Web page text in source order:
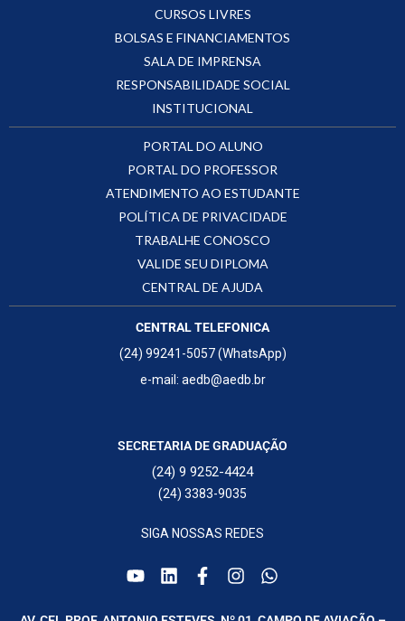
CURSOS LIVRES
BOLSAS E FINANCIAMENTOS
SALA DE IMPRENSA
RESPONSABILIDADE SOCIAL
INSTITUCIONAL
PORTAL DO ALUNO
PORTAL DO PROFESSOR
ATENDIMENTO AO ESTUDANTE
POLÍTICA DE PRIVACIDADE
TRABALHE CONOSCO
VALIDE SEU DIPLOMA
CENTRAL DE AJUDA
CENTRAL TELEFONICA
(24) 99241-5057 (WhatsApp)
e-mail: aedb@aedb.br
SECRETARIA DE GRADUAÇÃO
(24) 9 9252-4424
(24) 3383-9035
SIGA NOSSAS REDES